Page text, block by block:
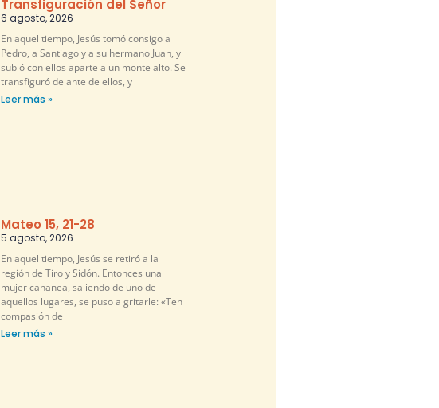
Transfiguración del Señor
6 agosto, 2026
En aquel tiempo, Jesús tomó consigo a
Pedro, a Santiago y a su hermano Juan, y
subió con ellos aparte a un monte alto. Se
transfiguró delante de ellos, y
Leer más »
Mateo 15, 21-28
5 agosto, 2026
En aquel tiempo, Jesús se retiró a la
región de Tiro y Sidón. Entonces una
mujer cananea, saliendo de uno de
aquellos lugares, se puso a gritarle: «Ten
compasión de
Leer más »